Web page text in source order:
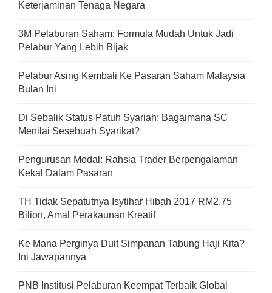
Keterjaminan Tenaga Negara
3M Pelaburan Saham: Formula Mudah Untuk Jadi
Pelabur Yang Lebih Bijak
Pelabur Asing Kembali Ke Pasaran Saham Malaysia
Bulan Ini
Di Sebalik Status Patuh Syariah: Bagaimana SC
Menilai Sesebuah Syarikat?
Pengurusan Modal: Rahsia Trader Berpengalaman
Kekal Dalam Pasaran
TH Tidak Sepatutnya Isytihar Hibah 2017 RM2.75
Bilion, Amal Perakaunan Kreatif
Ke Mana Perginya Duit Simpanan Tabung Haji Kita?
Ini Jawapannya
PNB Institusi Pelaburan Keempat Terbaik Global